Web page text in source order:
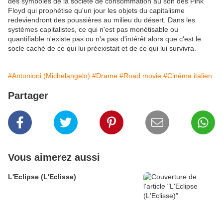
Floyd qui prophétise qu'un jour les objets du capitalisme
redeviendront des poussières au milieu du désert. Dans les
systèmes capitalistes, ce qui n'est pas monétisable ou
quantifiable n'existe pas ou n'a pas d'intérêt alors que c'est le
socle caché de ce qui lui préexistait et de ce qui lui survivra.
#Antonioni (Michelangelo) #Drame #Road movie #Cinéma italien
Partager
Vous aimerez aussi
L'Eclipse (L'Eclisse)